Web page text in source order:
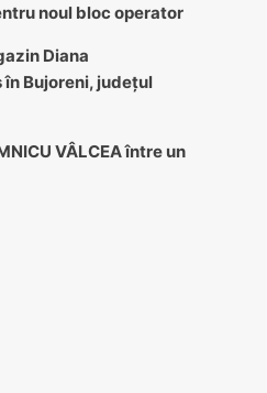
noul bloc operator
Diana
Bujoreni, județul
VÂLCEA între un